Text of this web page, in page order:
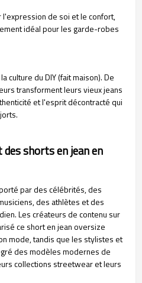
l'expression de soi et le confort,
idéal pour les garde-robes
culture du DIY (fait maison). De
transforment leurs vieux jeans
et l'esprit décontracté qui
shorts en jean en
par des célébrités, des
des athlètes et des
Les créateurs de contenu sur
ce short en jean oversize
mode, tandis que les stylistes et
des modèles modernes de
collections streetwear et leurs